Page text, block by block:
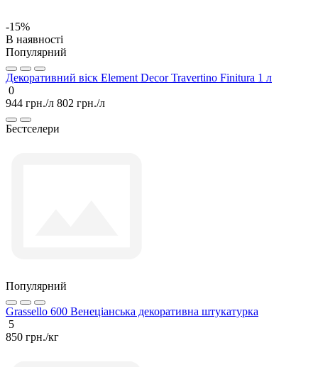
-15%
В наявності
Популярний
Декоративний віск Element Decor Travertino Finitura 1 л
0
944 грн./л 802 грн./л
Бестселери
Популярний
Grassello 600 Венеціанська декоративна штукатурка
5
850 грн./кг